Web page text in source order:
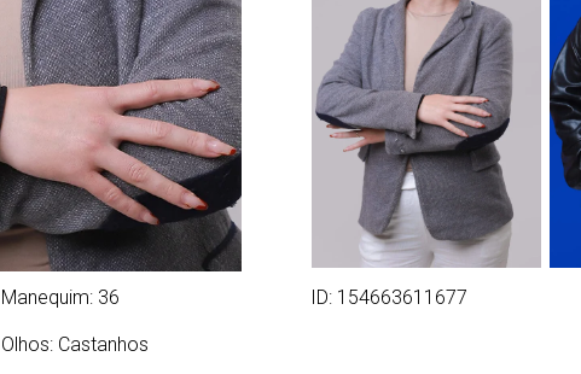
Manequim: 36
Olhos: Castanhos
ID: 154663611677